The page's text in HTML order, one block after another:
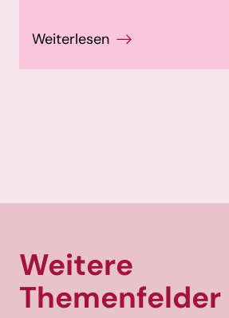
Weitere
Themenfelder